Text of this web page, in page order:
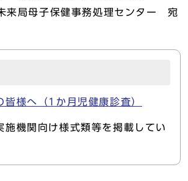
来局母子保健事務処理センター 宛
皆様へ（1か月児健康診査）
施機関向け様式類等を掲載してい